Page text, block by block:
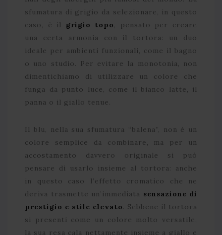
sfumatura di grigio da selezionare, in questo
caso, è il grigio topo, pensato per creare
una certa armonia con il tortora: un duo
ideale per ambienti funzionali, come il bagno
o uno studio. Per evitare la monotonia, non
dimentichiamo di utilizzare un colore che
funga da punto luce, come il bianco latte, il
panna o il giallo tenue.
Il blu, nella sua sfumatura “balena”, non è un
colore semplice da combinare, ma per un
accostamento davvero originale si può
pensare di usarlo insieme al tortora: anche
in questo caso l’effetto cromatico che ne
deriva trasmette un’immediata sensazione di
prestigio e stile elevato. Sebbene il tortora
si presenti come un colore molto versatile,
la sua resa cala nettamente insieme a giallo e